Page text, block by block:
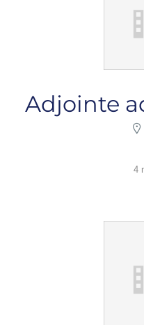
Adjointe
4